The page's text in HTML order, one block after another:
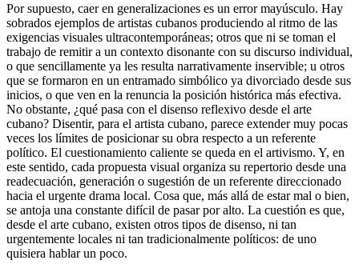
Por supuesto, caer en generalizaciones es un error mayúsculo. Hay
sobrados ejemplos de artistas cubanos produciendo al ritmo de las
exigencias visuales ultracontemporáneas; otros que ni se toman el
trabajo de remitir a un contexto disonante con su discurso individual,
o que sencillamente ya les resulta narrativamente inservible; u otros
que se formaron en un entramado simbólico ya divorciado desde sus
inicios, o que ven en la renuncia la posición histórica más efectiva.
No obstante, ¿qué pasa con el disenso reflexivo desde el arte
cubano? Disentir, para el artista cubano, parece extender muy pocas
veces los límites de posicionar su obra respecto a un referente
político. El cuestionamiento caliente se queda en el artivismo. Y, en
este sentido, cada propuesta visual organiza su repertorio desde una
readecuación, generación o sugestión de un referente direccionado
hacia el urgente drama local. Cosa que, más allá de estar mal o bien,
se antoja una constante difícil de pasar por alto. La cuestión es que,
desde el arte cubano, existen otros tipos de disenso, ni tan
urgentemente locales ni tan tradicionalmente políticos: de uno
quisiera hablar un poco.